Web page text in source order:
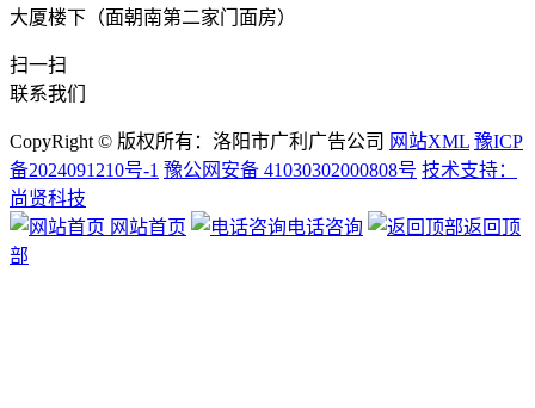
大厦楼下（面朝南第二家门面房）
扫一扫
联系我们
CopyRight © 版权所有：洛阳市广利广告公司 网站XML 豫ICP
备2024091210号-1 豫公网安备 41030302000808号 技术支持：
尚贤科技
网站首页
电话咨询
返回顶
部